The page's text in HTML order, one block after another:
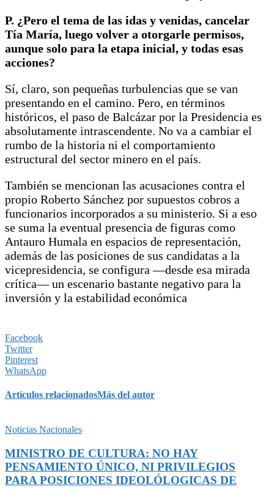
P. ¿Pero el tema de las idas y venidas, cancelar
Tía María, luego volver a otorgarle permisos,
aunque solo para la etapa inicial, y todas esas
acciones?
Sí, claro, son pequeñas turbulencias que se van
presentando en el camino. Pero, en términos
históricos, el paso de Balcázar por la Presidencia es
absolutamente intrascendente. No va a cambiar el
rumbo de la historia ni el comportamiento
estructural del sector minero en el país.
También se mencionan las acusaciones contra el
propio Roberto Sánchez por supuestos cobros a
funcionarios incorporados a su ministerio. Si a eso
se suma la eventual presencia de figuras como
Antauro Humala en espacios de representación,
además de las posiciones de sus candidatas a la
vicepresidencia, se configura —desde esa mirada
crítica— un escenario bastante negativo para la
inversión y la estabilidad económica
Facebook
Twitter
Pinterest
WhatsApp
Artículos relacionadosMás del autor
Noticias Nacionales
MINISTRO DE CULTURA: NO HAY
PENSAMIENTO ÚNICO, NI PRIVILEGIOS
PARA POSICIONES IDEOLÓLOGICAS DE